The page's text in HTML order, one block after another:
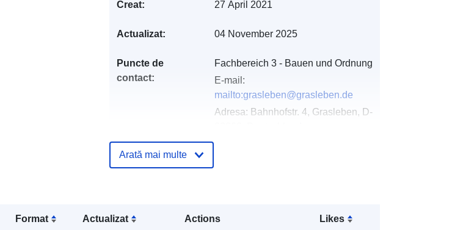
Format Actualizat Actions Likes
Creat: 27 April 2021
Actualizat: 04 November 2025
Puncte de
contact:
Fachbereich 3 - Bauen und Ordnung
E-mail:
mailto:grasleben@grasleben.de
Adresa: Bahnhofstr. 4, Grasleben, D-
2026
Arată mai multe